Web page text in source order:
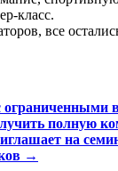
класс.
все
полную
на
→